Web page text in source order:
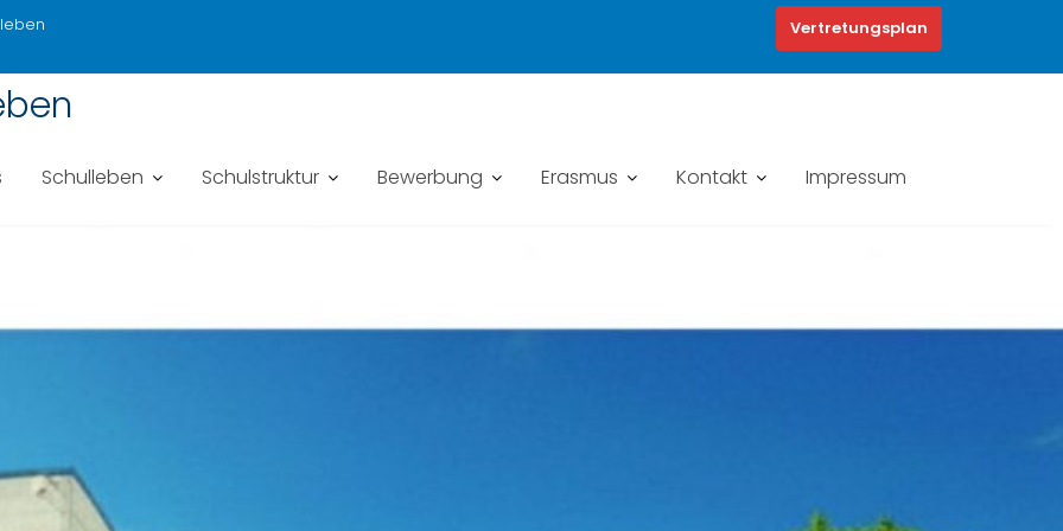
Vertretungsplan
Schulleben Schulstruktur Bewerbung Erasmus Kontakt Impressum